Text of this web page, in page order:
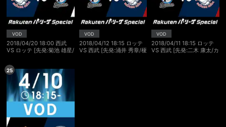
定額見放題解約
定額見放題コンテンツの解約はこちらから
可能です。
VOD
2018/04/20 18:00 西武
VS ロッテ [先発:菊池 雄星/
VOD
2018/04/12 18:15 ロッテ
VS 西武 [先発:涌井 秀章/榎
VOD
2018/04/11 18:15 ロッテ
VS 西武 [先発:二木 康太/カ
25